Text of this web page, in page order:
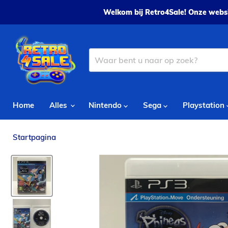
Welkom bij Retro4Sale! Onze
Home Alles Nintendo Sega Playstation
Startpagina